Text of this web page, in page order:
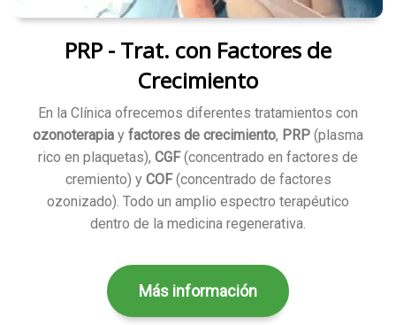
PRP - Trat. con Factores de
Crecimiento
En la Clínica ofrecemos diferentes tratamientos con
ozonoterapia y factores de crecimiento, PRP (plasma
rico en plaquetas), CGF(concentrado en factores de
cremiento) y COF(concentrado de factores
ozonizado). Todo un amplio espectro terapéutico
dentro de la medicina regenerativa.
Más información